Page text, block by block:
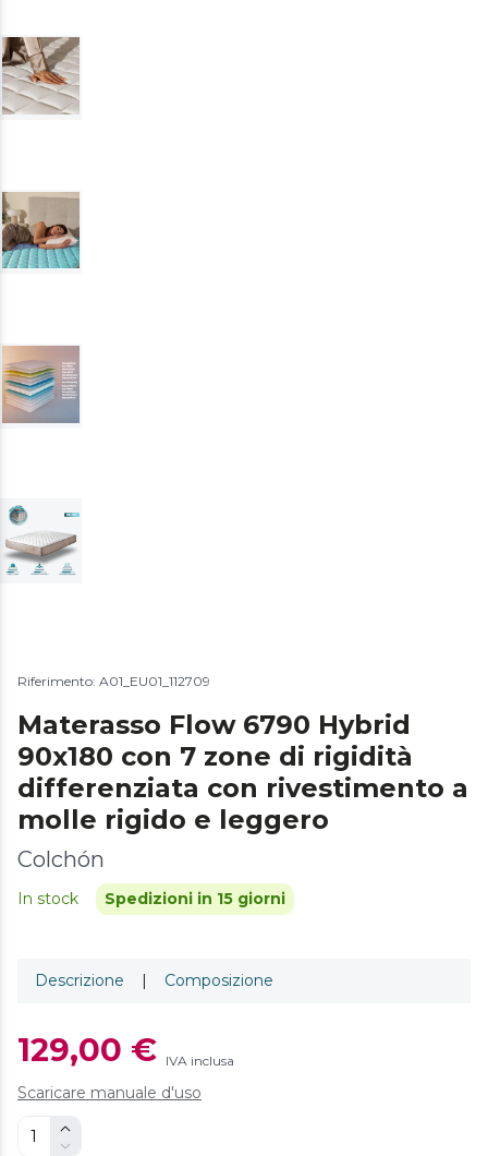
Riferimento: A01_EU01_112709
Materasso Flow 6790 Hybrid
90x180 con 7 zone di rigidità
differenziata con rivestimento a
molle rigido e leggero
Colchón
In stock Spedizioni in 15 giorni
Descrizione | Composizione
129,00 € IVA inclusa
Scaricare manuale d'uso